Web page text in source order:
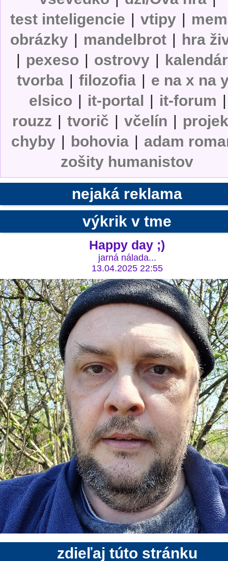
test inteligencie | vtipy |
obrázky | mandelbrot | hra
| pexeso | ostrovy | kalendár
tvorba | filozofia | e na x na
elsico | it-portal | it-forum |
rouzz | tvorič | včelín |
chyby | bohovia | adam
zošity humanistov
nejaká reklama
výkrik v tme
Happy day ;)
jarná nálada...
13.04.2025 22:55
zdieľaj túto stránku